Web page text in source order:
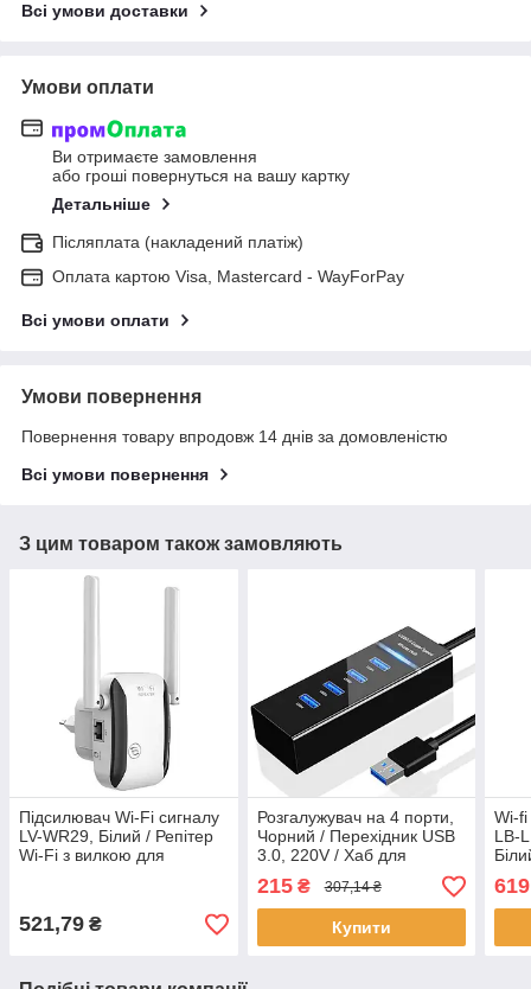
Всі умови доставки
Умови оплати
Ви отримаєте замовлення
або гроші повернуться на вашу картку
Детальніше
Післяплата (накладений платіж)
Оплата картою Visa, Mastercard - WayForPay
Всі умови оплати
Умови повернення
Повернення товару впродовж 14 днів за домовленістю
Всі умови повернення
З цим товаром також замовляють
Підсилювач Wi-Fi сигналу
LV-WR29, Білий / Репітер
Wi-Fi з вилкою для
521,79 ₴
Розгалужувач на 4 порти,
Чорний / Перехідник USB
3.0, 220V / Хаб для
ноутбука
215₴ 307,14 ₴
Купити
Wi-
LB-
для